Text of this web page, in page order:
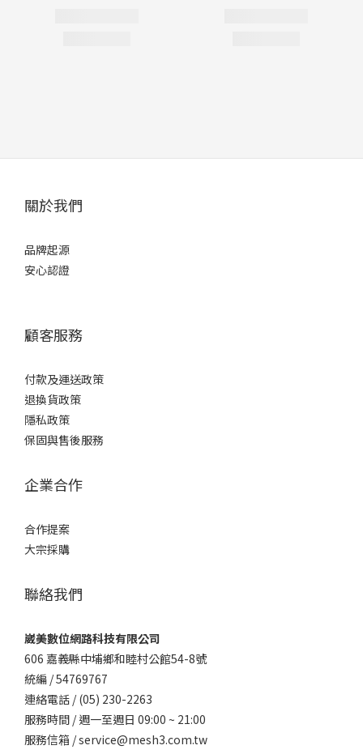
關於我們
品牌起源
安心認證
顧客服務
付款及運送政策
退換貨政策
隱私政策
保固與售後服務
企業合作
合作提案
大宗採購
聯絡我們
崴美數位網路科技有限公司
606 嘉義縣中埔鄉和睦村公館54-8號
統編 / 54769767
連絡電話 / (05) 230-2263
服務時間 / 週一至週日 09:00 ~ 21:00
服務信箱 / service@mesh3.com.tw